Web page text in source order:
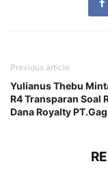
Kali ini tenaga medis di
sasaran pembagian
kegiatan hulu migas…
Previous article
Yulianus Thebu
R4 Transparan Soal
Dana Royalty